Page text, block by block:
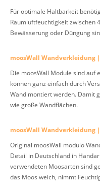
Für optimale Haltbarkeit
Raumluftfeuchtigkeit zwischen
Bewässerung oder Düngung
moosWall Wandverkleidung
Die moosWall Module sind
können ganz einfach durch
Wand montiert werden. Damit
wie große Wandflächen.
moosWall Wandverkleidung
Original moosWall modulo
Detail in Deutschland in
verwendeten Moosarten sind
das Moos weich, nimmt